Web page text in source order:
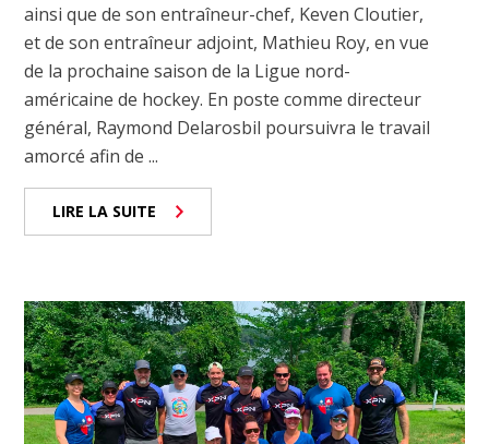
ainsi que de son entraîneur-chef, Keven Cloutier,
et de son entraîneur adjoint, Mathieu Roy, en vue
de la prochaine saison de la Ligue nord-
américaine de hockey. En poste comme directeur
général, Raymond Delarosbil poursuivra le travail
amorcé afin de ...
LIRE LA SUITE